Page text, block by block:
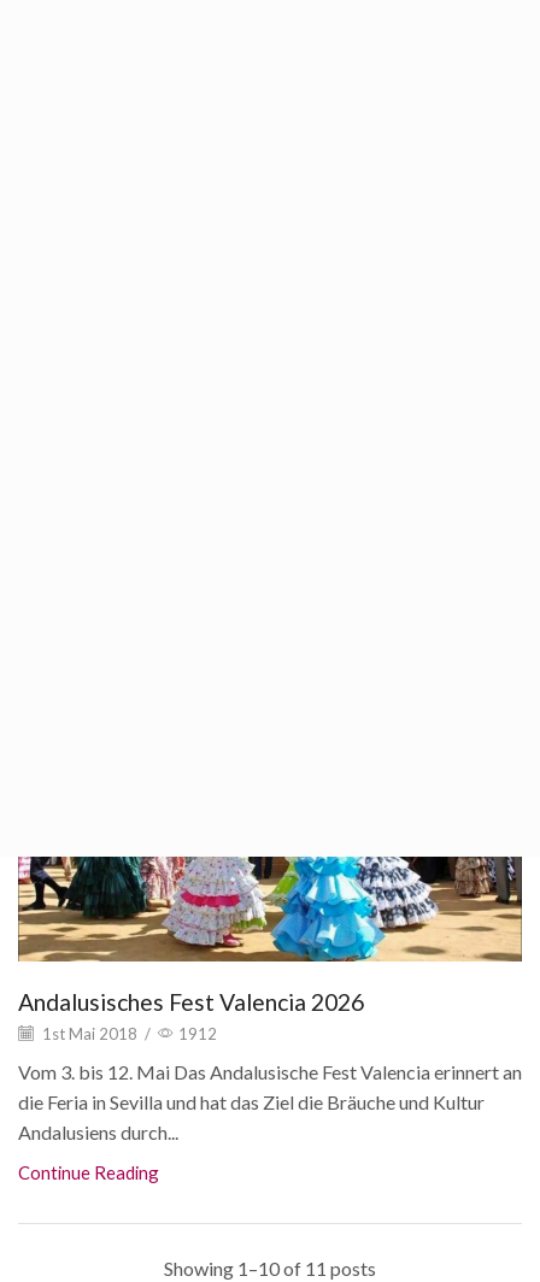
Andalusisches Fest Valencia 2026
1st Mai 2018 / 1912
Vom 3. bis 12. Mai Das Andalusische Fest Valencia erinnert an
die Feria in Sevilla und hat das Ziel die Bräuche und Kultur
Andalusiens durch...
Continue Reading
Showing 1–10 of 11 posts